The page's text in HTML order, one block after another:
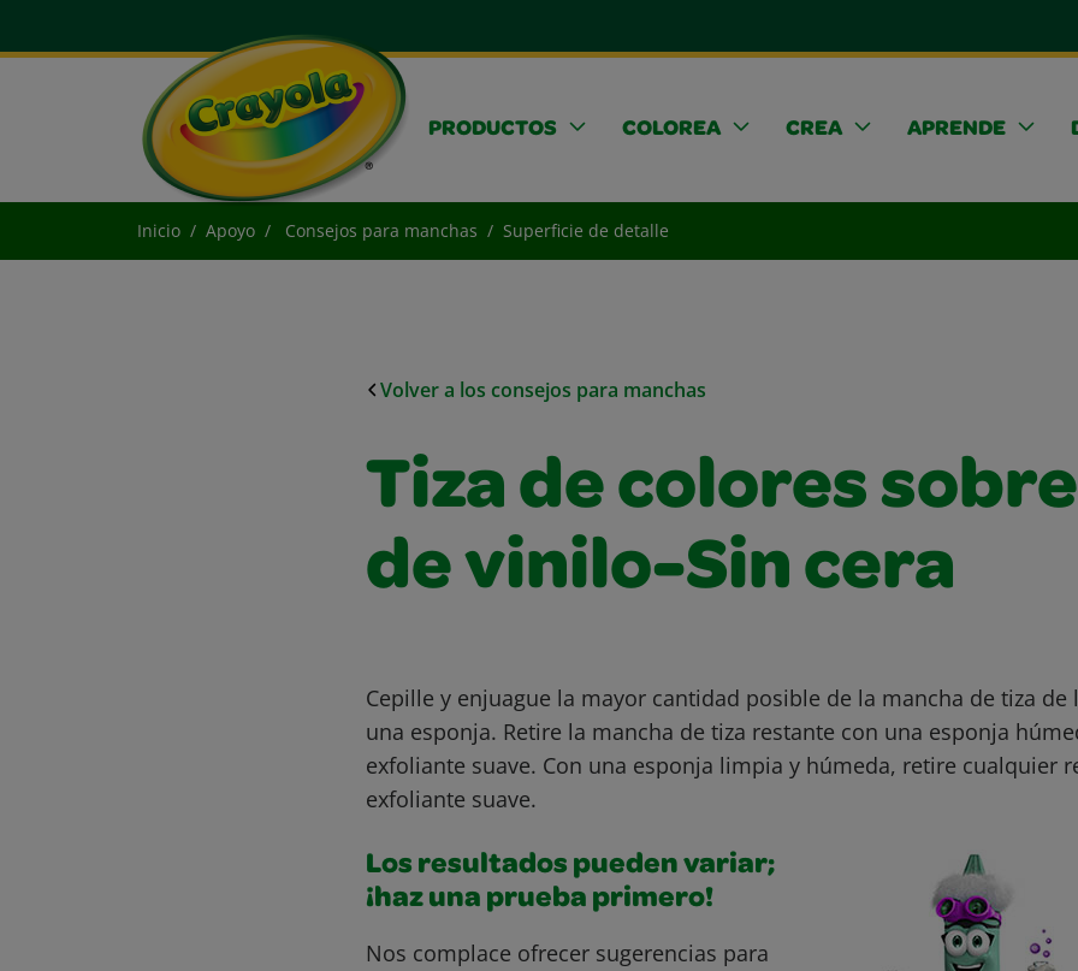
PRODUCTOS COLOREA CREA APRENDE
Inicio Apoyo Consejos para manchas Superficie de detalle
Volver a los consejos para manchas
Tiza de colores
de vinilo-Sin cera
Cepille y enjuague la mayor cantidad posible de la mancha de tiza de
una esponja. Retire la mancha de tiza restante con una esponja
exfoliante suave. Con una esponja limpia y húmeda, retire cualquier
exfoliante suave.
Los resultados pueden variar;
¡haz una prueba primero!
Nos complace ofrecer sugerencias para